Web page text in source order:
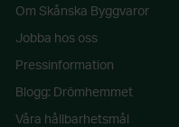
Om Skånska Byggvaror
Jobba hos oss
Pressinformation
Blogg: Drömhemmet
Våra hållbarhetsmål